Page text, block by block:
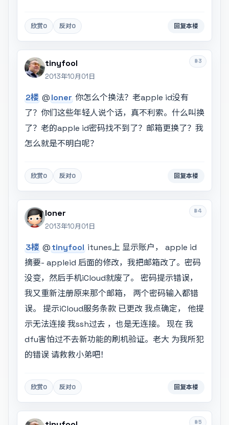
欣赏0 反对0 回复本楼
#3
tinyfool
2013年10月01日
2楼 @loner 你怎么个换法？老apple id没有
了？你们这些年轻人说个话，真不利索。什么叫换
了？老的apple id密码找不到了？邮箱更换了？我
怎么就是不明白呢？
欣赏0 反对0 回复本楼
#4
loner
2013年10月01日
3楼 @tinyfool itunes上 显示账户， apple id
摘要- appleid 后面的修改，我把邮箱改了。密码
没变，然后手机iCloud就废了。 密码提示错误，
我又重新注册原来那个邮箱， 两个密码输入都错
误。 提示iCloud服务条款 已更改 我点确定， 他提
示无法连接 我ssh过去 ，也是无连接。 现在 我
dfu害怕过不去新功能的刷机验证。老大 为我所犯
的错误 请救救小弟吧！
欣赏0 反对0 回复本楼
#5